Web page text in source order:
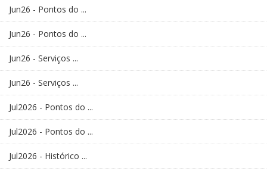
Jun26 - Pontos do ...
Jun26 - Pontos do ...
Jun26 - Serviços ...
Jun26 - Serviços ...
Jul2026 - Pontos do ...
Jul2026 - Pontos do ...
Jul2026 - Histórico ...